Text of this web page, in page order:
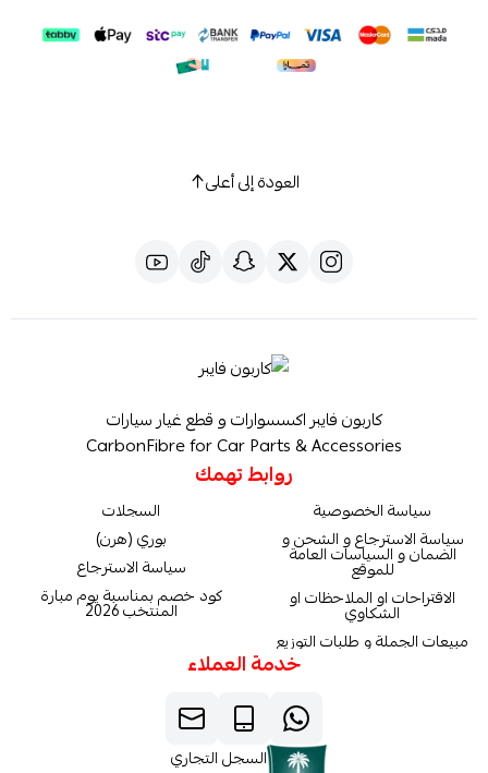
العودة إلى أعلى
كاربون فايبر اكسسوارات و قطع غيار سيارات
CarbonFibre for Car Parts & Accessories
روابط تهمك
سياسة الخصوصية
سياسة الاسترجاع و الشحن و
الضمان و السياسات العامة
للموقع
الاقتراحات او الملاحظات او
الشكاوي
مبيعات الجملة و طلبات التوزيع
السجلات
بوري (هرن)
سياسة الاسترجاع
كود خصم بمناسبة يوم مبارة
المنتخب 2026
خدمة العملاء
السجل التجاري